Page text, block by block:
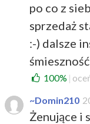
po co z
sprzedaż
:-) dalsze
100% |
~Domin210
Żenujące i